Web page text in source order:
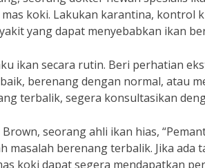
koki. Lakukan karantina, kontrol
yang dapat menyebabkan ikan
ikan secara rutin. Beri perhatian
berenang dengan normal, atau
terbalik, segera konsultasikan
seorang ahli ikan hias,
masalah berenang terbalik. Jika
koki dapat segera mendapatkan